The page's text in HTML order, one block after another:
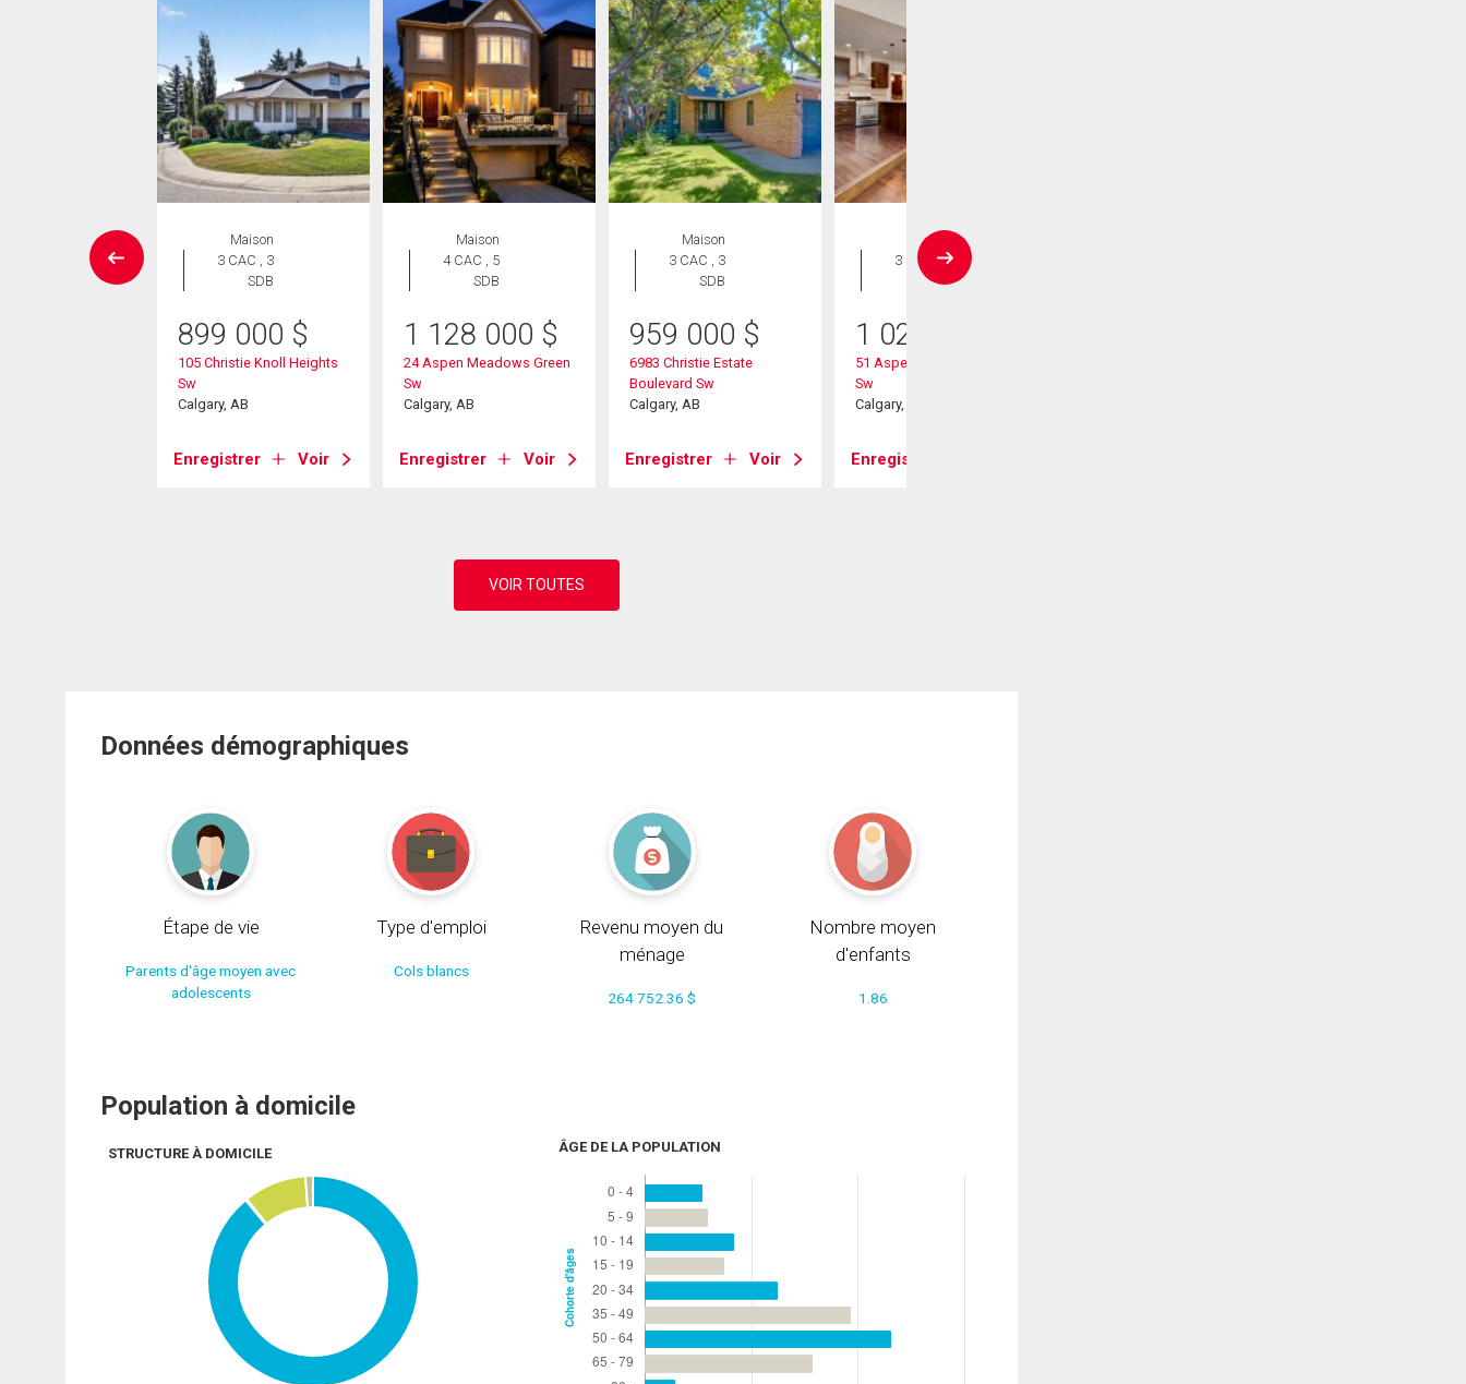
Maison
3 CAC , 3
SDB
899 000 $
105 Christie Knoll Heights
Sw
Calgary, AB
Enregistrer Voir
Maison
4 CAC , 5
SDB
1 128 000 $
24 Aspen Meadows Green
Sw
Calgary, AB
Enregistrer Voir
Maison
3 CAC , 3
SDB
959 000 $
6983 Christie Estate
Boulevard Sw
Calgary, AB
Enregistrer Voir
Maison
3 CAC , 3
SDB
1 020 000
51 Aspen Meadows Green
Sw
Calgary, AB
Enregistrer
Données démographiques
Étape de vie
Parents d'âge moyen avec
adolescents
Type d'emploi
Cols blancs
Revenu moyen du
ménage
264 752.36 $
Nombre moyen
d'enfants
1.86
Population à domicile
STRUCTURE À DOMICILE ÂGE DE LA POPULATION